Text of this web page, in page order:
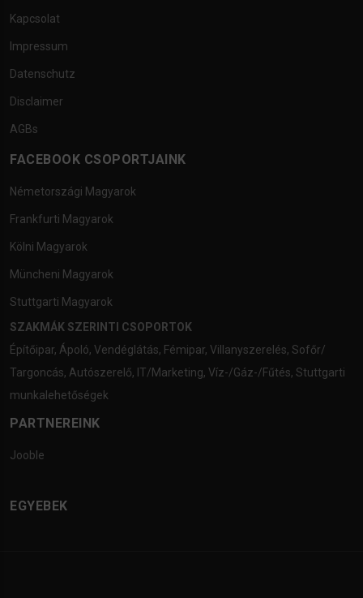
Kapcsolat
Impressum
Datenschutz
Disclaimer
AGBs
FACEBOOK CSOPORTJAINK
Németországi Magyarok
Frankfurti Magyarok
Kölni Magyarok
Müncheni Magyarok
Stuttgarti Magyarok
SZAKMÁK SZERINTI CSOPORTOK
Építőipar, Ápoló, Vendéglátás, Fémipar, Villanyszerelés, Sofőr/
Targoncás, Autószerelő, IT/Marketing, Víz-/Gáz-/Fűtés, Stuttgarti
munkalehetőségek
PARTNEREINK
Jooble
EGYEBEK